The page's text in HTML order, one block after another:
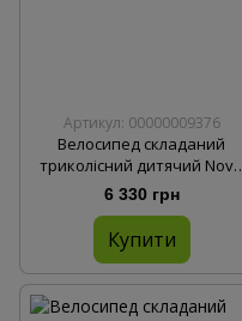
Артикул: 00000009376
Велосипед складаний
триколісний дитячий Nova
Max Black
6 330 грн
Купити